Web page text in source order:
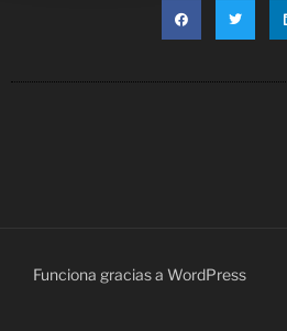
Funciona gracias a WordPress